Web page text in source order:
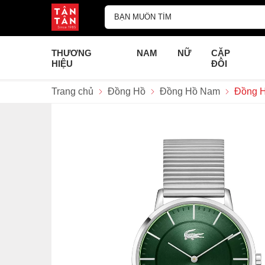
THƯƠNG
HIỆU
NAM NỮ
CẶP
ĐÔI
Trang chủ Đồng Hồ Đồng Hồ Nam Đồng